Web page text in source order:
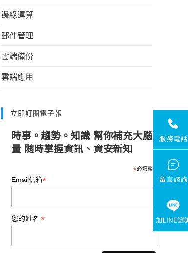
邊緣運算
郵件管理
雲端備份
雲端應用
立即訂閱電子報
時事。趨勢。知識 幫你補充大腦能
量 隨時掌握資訊、資安新知
*必填欄位
Email信箱*
您的姓名 *